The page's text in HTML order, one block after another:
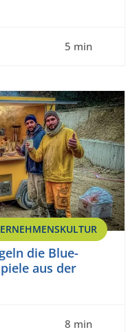
5 min
die Blue-
aus der
8 min